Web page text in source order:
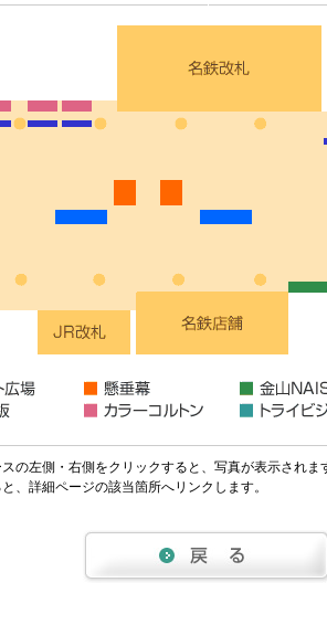
の左側・右側をクリックすると、写真が表示されま
、詳細ページの該当箇所へリンクします。